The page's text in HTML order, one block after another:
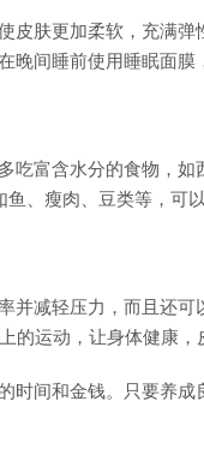
皮肤更加柔软，充满
晚间睡前使用睡眠面
吃富含水分的食物，
、瘦肉、豆类等，可
并减轻压力，而且还
的运动，让身体健康，
时间和金钱。只要养